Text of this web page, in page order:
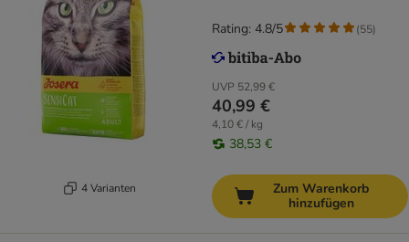
4 Varianten
UVP 52,99 €
40,99 €
4,10 € / kg
38,53 €
Rating: 4.8/5 (55)
Zum Warenkorb
hinzufügen